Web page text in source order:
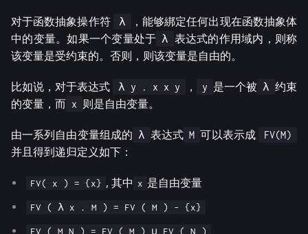
对于函数抽象操作符 λ
，能够綁定任何出现在函数抽象体
中的变量。如果一个变量处于 λ 表达式的作用域内，则称
该变量是受约束的。否则，则该变量是自由的。
比如说，对于表达式 λ y . x x y ， y 是一个被 λ 约束
的变量，而 x 则是自由变量。
由一系列自由变量组成的 λ 表达式 M 可以表示成 FV(M)
并且得到递归定义如下：
FV( x ) = {x} , 其中 x 是自由变量
FV ( λ x . M ) = FV ( M ) - {x}
FV ( M N ) = FV ( M ) ∪ FV ( N )